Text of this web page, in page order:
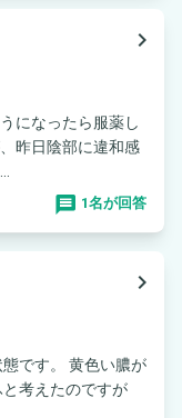
navigate_next
になったら服薬し
昨日陰部に違和感
1名が回答
navigate_next
です。 黄色い膿が
考えたのですが